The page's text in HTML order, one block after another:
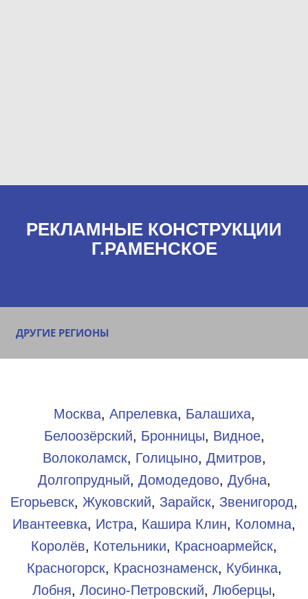
РЕКЛАМНЫЕ КОНСТРУКЦИИ
Г.РАМЕНСКОЕ
ДРУГИЕ РЕГИОНЫ
Москва, Апрелевка, Балашиха,
Белоозёрский, Бронницы, Видное,
Волоколамск, Голицыно, Дмитров,
Долгопрудный, Домодедово, Дубна,
Егорьевск, Жуковский, Зарайск, Звенигород,
Ивантеевка, Истра, Кашира Клин, Коломна,
Королёв, Котельники, Красноармейск,
Красногорск, Краснознаменск, Кубинка,
Лобня, Лосино-Петровский, Люберцы,